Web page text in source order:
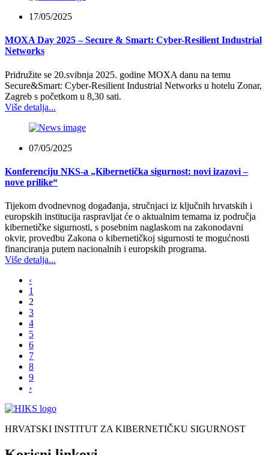
17/05/2025
MOXA Day 2025 – Secure & Smart: Cyber-Resilient Industrial
Networks
Pridružite se 20.svibnja 2025. godine MOXA danu na temu
Secure&Smart: Cyber-Resilient Industrial Networks u hotelu Zonar,
Zagreb s početkom u 8,30 sati.
Više detalja...
07/05/2025
Konferenciju NKS-a „Kibernetička sigurnost: novi izazovi –
nove prilike“
Tijekom dvodnevnog događanja, stručnjaci iz ključnih hrvatskih i
europskih institucija raspravljat će o aktualnim temama iz područja
kibernetičke sigurnosti, s posebnim naglaskom na zakonodavni
okvir, provedbu Zakona o kibernetičkoj sigurnosti te mogućnosti
financiranja putem nacionalnih i europskih programa.
Više detalja...
‹
1
2
3
4
5
6
7
8
9
›
HRVATSKI INSTITUT ZA KIBERNETIČKU SIGURNOST